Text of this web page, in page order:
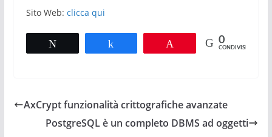
Sito Web: clicca qui
0
CONDIVISIONI
AxCrypt funzionalità crittografiche avanzate
PostgreSQL è un completo DBMS ad oggetti